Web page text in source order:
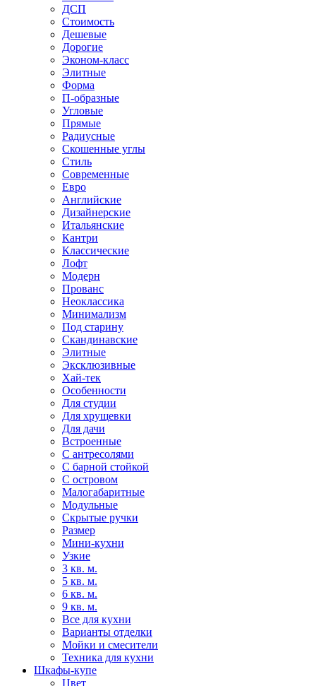
ДСП
Стоимость
Дешевые
Дорогие
Эконом-класс
Элитные
Форма
П-образные
Угловые
Прямые
Радиусные
Скошенные углы
Стиль
Современные
Евро
Английские
Дизайнерские
Итальянские
Кантри
Классические
Лофт
Модерн
Прованс
Неоклассика
Минимализм
Под старину
Скандинавские
Элитные
Эксклюзивные
Хай-тек
Особенности
Для студии
Для хрущевки
Для дачи
Встроенные
С антресолями
С барной стойкой
С островом
Малогабаритные
Модульные
Скрытые ручки
Размер
Мини-кухни
Узкие
3 кв. м.
5 кв. м.
6 кв. м.
9 кв. м.
Все для кухни
Варианты отделки
Мойки и смесители
Техника для кухни
Шкафы-купе
Цвет